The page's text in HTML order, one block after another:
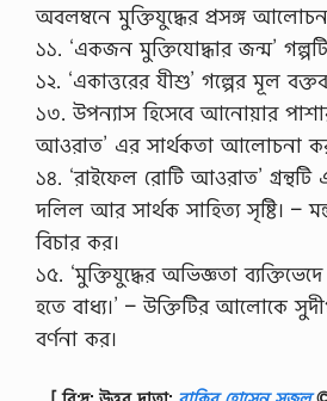
অবলম্বনে মুক্তিযুদ্ধের প্রসঙ্গ
১১. ‘একজন মুক্তিযোদ্ধার জন্ম’
১২. ‘একাত্তরের যীশু’ গল্পের মূল
১৩. উপন্যাস হিসেবে আনোয়ার
আওরাত’ এর সার্থকতা আলোচনা
১৪. ‘রাইফেল রোটি আওরাত’ গ্রন্থটি
দলিল আর সার্থক সাহিত্য সৃষ্টি। –
বিচার কর।
১৫. ‘মুক্তিযুদ্ধের অভিজ্ঞতা
হতে বাধ্য।’ – উক্তিটির আলোকে
বর্ণনা কর।